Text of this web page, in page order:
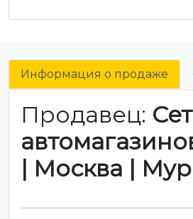
Информация о продаже
Продавец:
| Москва |